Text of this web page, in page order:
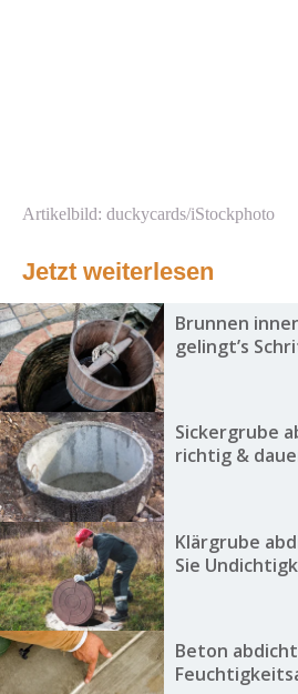
Artikelbild: duckycards/iStockphoto
Jetzt weiterlesen
Brunnen
gelingt’s
Sickergrube
richtig &
Klärgrube
Sie
Beton